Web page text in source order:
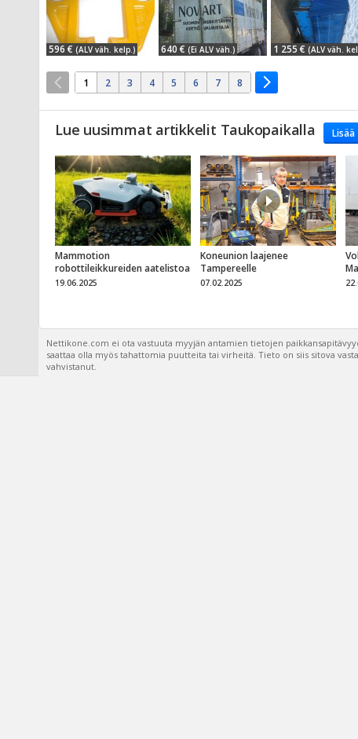
596 € (ALV väh. kelp.) 640 € (Ei ALV väh.) 1 255 € (ALV väh.
1 2 3 4 5 6 7 8
Lue uusimmat artikkelit Taukopaikalla Lisää
Mammotion
robottileikkureiden aatelistoa
19.06.2025
Koneunion laajenee
Tampereelle
07.02.2025
Nettikone.com ei ota vastuuta myyjän antamien tietojen
saattaa olla myös tahattomia puutteita tai virheitä. Tieto on siis sitova
vahvistanut.